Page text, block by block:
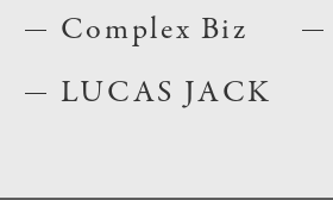
Complex Biz
LUCAS JACK